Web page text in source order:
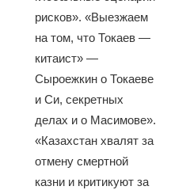
рисков». «Выезжаем
на том, что Токаев —
китаист» —
Сыроежкин о Токаеве
и Си, секретных
делах и о Масимове».
«Казахстан хвалят за
отмену смертной
казни и критикуют за